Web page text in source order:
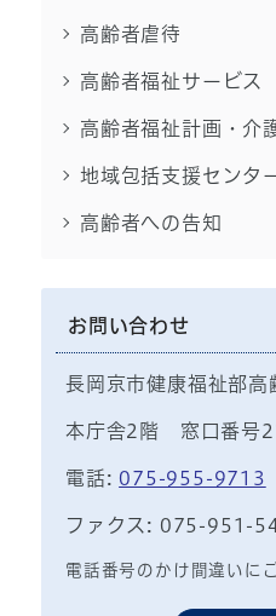
高齢者虐待
高齢者福祉サービス
高齢者福祉計画・介
地域包括支援センタ
高齢者への告知
お問い合わせ
長岡京市健康福祉部高
本庁舎2階 窓口番号
電話: 075-955-9713
ファクス: 075-951-
電話番号のかけ間違いに